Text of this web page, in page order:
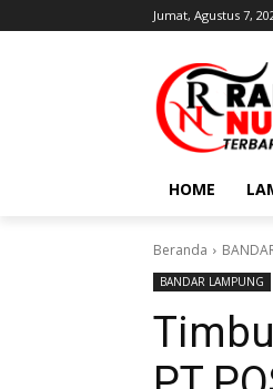
Jumat, Agustus 7,
HOME
Beranda
BANDAR LAMPUNG